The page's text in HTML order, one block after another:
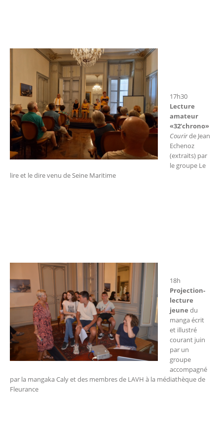
17h30
Lecture
amateur
«32’chrono»
Courirde Jean
Echenoz
(extraits) par
le groupe Le
lire et le dire venu de Seine Maritime
18h
Projection-
lecture
jeune du
manga écrit
et illustré
courant juin
par un
groupe
accompagné
par la mangaka Caly et des membres de LAVH à la médiathèque de
Fleurance